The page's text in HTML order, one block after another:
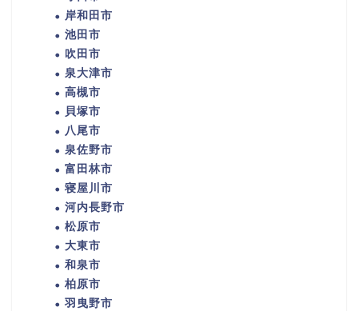
岸和田市
池田市
吹田市
泉大津市
高槻市
貝塚市
八尾市
泉佐野市
富田林市
寝屋川市
河内長野市
松原市
大東市
和泉市
柏原市
羽曳野市